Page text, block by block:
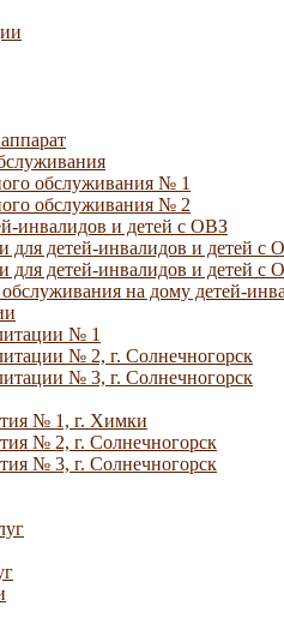
обслуживания № 1
обслуживания № 2
инвалидов и детей с ОВЗ
для детей-инвалидов и детей с
для детей-инвалидов и детей
на дому детей-
№ 1
№ 2, г. Солнечногорск
№ 3, г. Солнечногорск
№ 1, г. Химки
№ 2, г. Солнечногорск
№ 3, г. Солнечногорск